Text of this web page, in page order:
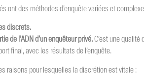
ont des méthodes d’enquête variées et
discrets.
de l’ADN d’un enquêteur privé.C’est une qualité
final, avec les résultats de l’enquête.
raisons pour lesquelles la discrétion est vitale :